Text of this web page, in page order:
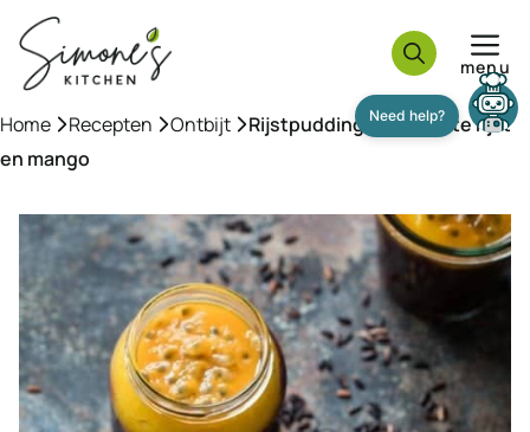
naar
inhoud
menu
Home »Recepten »Ontbijt »Rijstpudding met zwarte rijst
en mango